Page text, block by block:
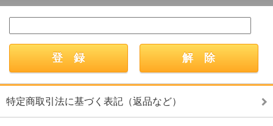
特定商取引法に基づく表記（返品など）